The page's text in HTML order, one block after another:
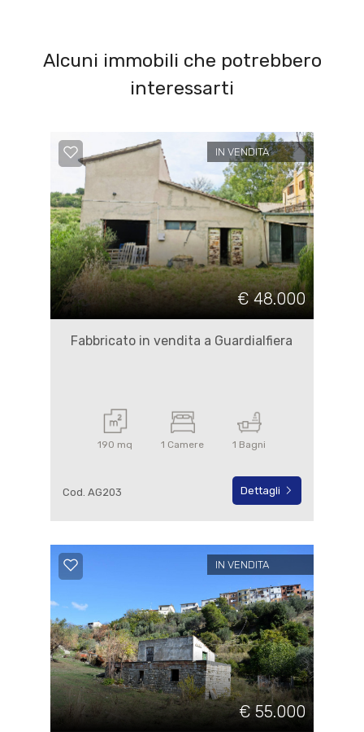
Alcuni immobili che potrebbero
interessarti
IN VENDITA
€ 48.000
Fabbricato in vendita a Guardialfiera
190 mq 1 Camere 1 Bagni
Cod. AG203 Dettagli
IN VENDITA
€ 55.000